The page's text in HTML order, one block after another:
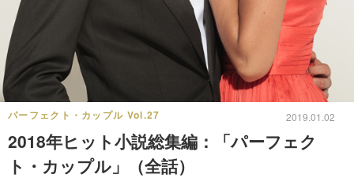
パーフェクト・カップル Vol.27 2019.01.02
2018年ヒット小説総集編：「パーフェク
ト・カップル」（全話）